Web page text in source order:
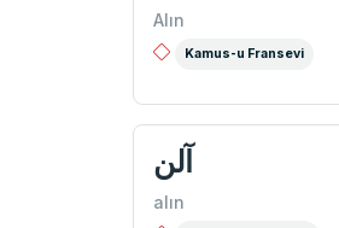
Alın
Kamus-u Fransevi
آلن
alın